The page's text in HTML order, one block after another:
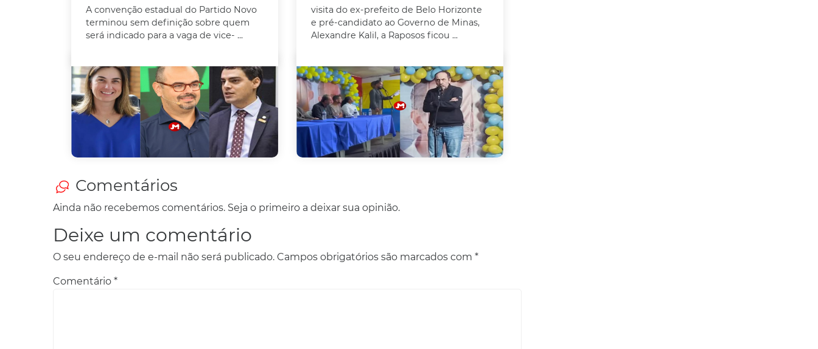
A convenção estadual do Partido Novo
terminou sem definição sobre quem
será indicado para a vaga de vice- ...
visita do ex-prefeito de Belo Horizonte
e pré-candidato ao Governo de Minas,
Alexandre Kalil, a Raposos ficou ...
Comentários
Ainda não recebemos comentários. Seja o primeiro a deixar sua opinião.
Deixe um comentário
O seu endereço de e-mail não será publicado. Campos obrigatórios são marcados com *
Comentário *